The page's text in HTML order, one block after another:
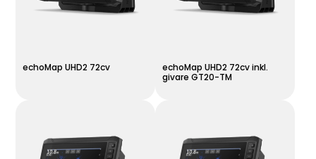
echoMap UHD2 72cv
echoMap UHD2 72cv inkl.
givare GT20-TM